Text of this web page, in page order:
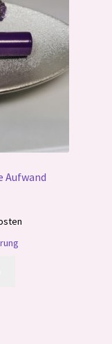
Aufwand